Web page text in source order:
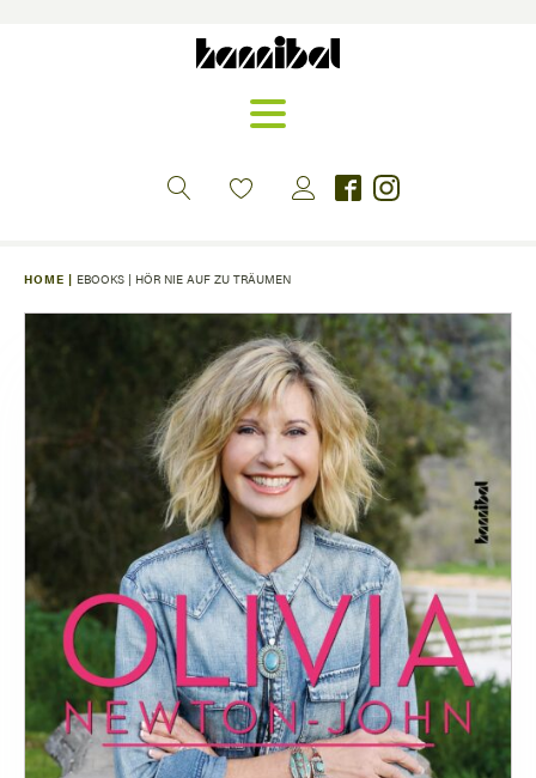
HOME | EBOOKS | HÖR NIE AUF ZU TRÄUMEN